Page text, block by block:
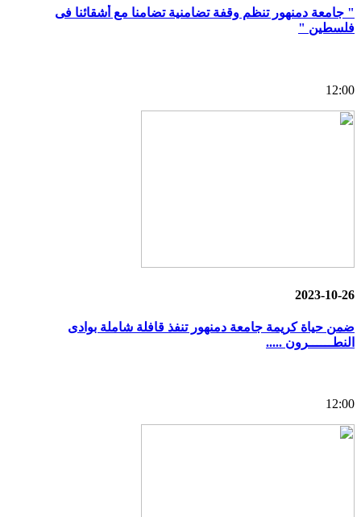
" جامعة دمنهور تنظم وقفة تضامنية تضامنا مع أشقائنا فى
فلسطين "
12:00
2023-10-26
ضمن حياة كريمة جامعة دمنهور تنفذ قافلة شاملة بوادى
النطــــــرون .....
12:00